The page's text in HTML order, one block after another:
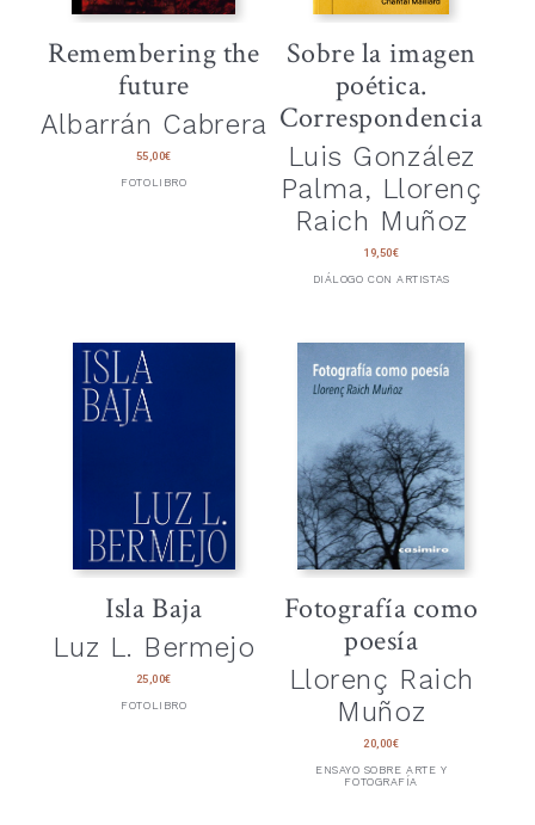
Remembering the
future
Albarrán Cabrera
55,00€
FOTOLIBRO
Sobre la imagen
poética.
Correspondencia
Luis González
Palma, Llorenç
Raich Muñoz
19,50€
DIÁLOGO CON ARTISTAS
Isla Baja
Luz L. Bermejo
25,00€
FOTOLIBRO
Fotografía como
poesía
Llorenç Raich
Muñoz
20,00€
ENSAYO SOBRE ARTE Y
FOTOGRAFÍA